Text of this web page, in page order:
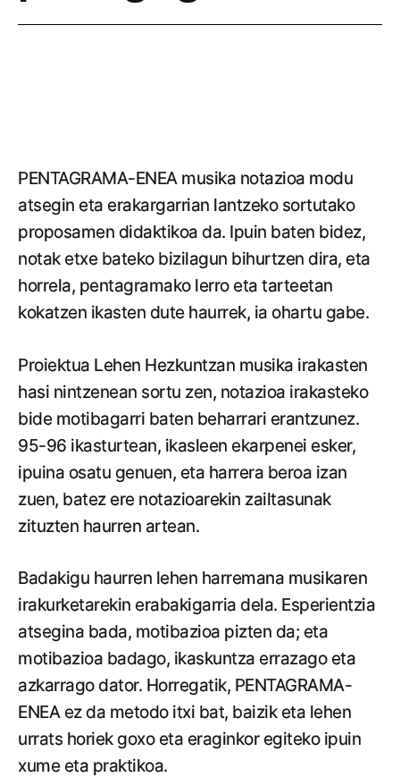
PENTAGRAMA-ENEA musika notazioa modu
atsegin eta erakargarrian lantzeko sortutako
proposamen didaktikoa da. Ipuin baten bidez,
notak etxe bateko bizilagun bihurtzen dira, eta
horrela, pentagramako lerro eta tarteetan
kokatzen ikasten dute haurrek, ia ohartu gabe.
Proiektua Lehen Hezkuntzan musika irakasten
hasi nintzenean sortu zen, notazioa irakasteko
bide motibagarri baten beharrari erantzunez.
95-96 ikasturtean, ikasleen ekarpenei esker,
ipuina osatu genuen, eta harrera beroa izan
zuen, batez ere notazioarekin zailtasunak
zituzten haurren artean.
Badakigu haurren lehen harremana musikaren
irakurketarekin erabakigarria dela. Esperientzia
atsegina bada, motibazioa pizten da; eta
motibazioa badago, ikaskuntza errazago eta
azkarrago dator. Horregatik, PENTAGRAMA-
ENEA ez da metodo itxi bat, baizik eta lehen
urrats horiek goxo eta eraginkor egiteko ipuin
xume eta praktikoa.